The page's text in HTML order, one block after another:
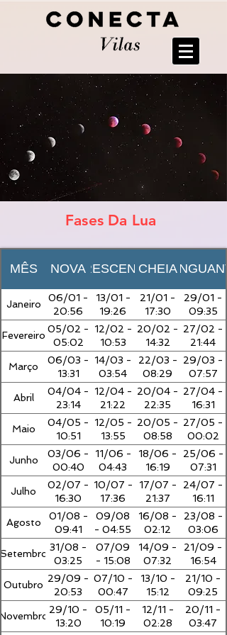
Fases Da Lua
MÊS NOVACRESCENTECHEIA
Janeiro
06/01 -
20:56
13/01 -
19:26
21/01 -
17:30
29/01 -
09:35
Fevereiro
05/02 -
05:02
12/02 -
10:53
20/02 -
14:32
27/02 -
21:44
Março
06/03 -
13:31
14/03 -
03:54
22/03 -
08:29
29/03 -
07:57
Abril
04/04 -
23:14
12/04 -
21:22
20/04 -
22:35
27/04 -
16:31
Maio
04/05 -
10:51
12/05 -
13:55
20/05 -
08:58
27/05 -
00:02
Junho
03/06 -
00:40
11/06 -
04:43
18/06 -
16:19
25/06 -
07:31
Julho
02/07 -
16:30
10/07 -
17:36
17/07 -
21:37
24/07 -
16:11
Agosto
01/08 -
09:41
09/08
- 04:55
16/08 -
02:12
23/08 -
03:06
Setembro
31/08 -
03:25
07/09
- 15:08
14/09 -
07:32
21/09 -
16:54
Outubro
29/09 -
20:53
07/10 -
00:47
13/10 -
15:12
21/10 -
09:25
29/10 -
13:20
05/11 -
10:19
12/11 -
02:28
20/11 -
03:47